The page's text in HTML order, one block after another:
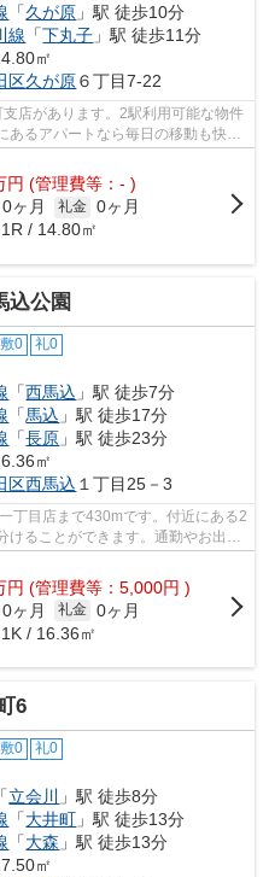
「久が原 」駅 徒歩10分
線 「下丸子 」駅 徒歩11分
㎡
区久が原６丁目7-22
店があります。2駅利用可能な物件
るアパートなら毎日の移動も快適
円 (管理費等：- )
0ヶ月 礼金 0ヶ月
/ 14.80㎡
込公園
敷0 礼0
「西馬込 」駅 徒歩7分
「馬込 」駅 徒歩17分
「長原 」駅 徒歩23分
㎡
区西馬込 １丁目25－3
丁目店まで430mです。付近にある2
けることができます。通勤やお出か
円 (管理費等：5,000円 )
0ヶ月 礼金 0ヶ月
/ 16.36㎡
6
敷0 礼0
「立会川
」駅 徒歩8分
「大井町 」駅 徒歩13分
「大森 」駅 徒歩13分
㎡